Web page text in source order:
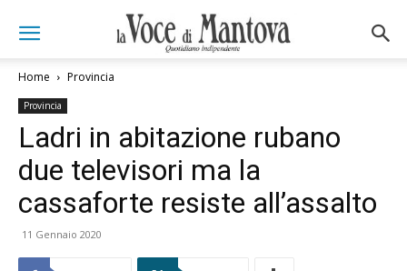
Home Provincia
Provincia
Ladri in abitazione rubano
due televisori ma la
cassaforte resiste all’assalto
11 Gennaio 2020